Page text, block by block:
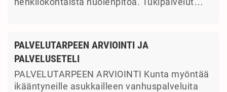
PALVELUTARPEEN ARVIOINTI JA
PALVELUSETELI
PALVELUTARPEEN ARVIOINTI Kunta myöntää
ikääntyneille asukkailleen vanhuspalveluita